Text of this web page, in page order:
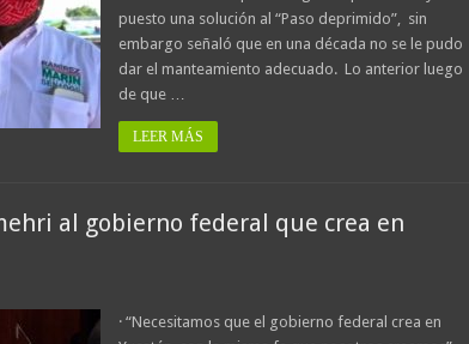
puesto una solución al “Paso deprimido”, sin
embargo señaló que en una década no se le pudo
dar el manteamiento adecuado. Lo anterior luego
de que …
LEER MÁS
al gobierno federal que crea en
· “Necesitamos que el gobierno federal crea en